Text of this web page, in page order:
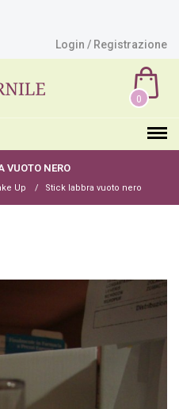
Login / Registrazione
0
VUOTO NERO
Up Stick labbra vuoto nero